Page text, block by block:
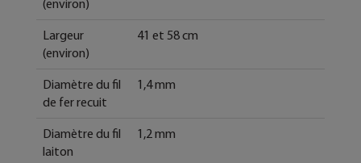
(environ)
Largeur
(environ)
41 et 58 cm
Diamètre du fil
de fer recuit
1,4 mm
Diamètre du fil
laiton
1,2 mm